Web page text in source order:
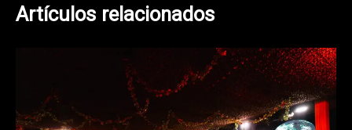
Artículos relacionados